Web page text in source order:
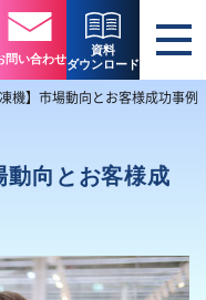
問い合わせ
資料
ダウンロード
機】市場動向とお客様成功事例
動向とお客様成